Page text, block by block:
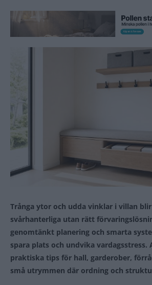
Trånga ytor och udda vinklar i villan
svårhanterliga utan rätt
genomtänkt planering och smarta
spara plats och undvika
praktiska tips för hall, garderober,
små utrymmen där ordning och